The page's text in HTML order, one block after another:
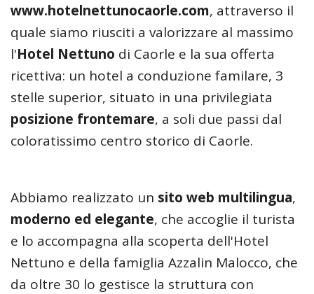
www.hotelnettunocaorle.com, attraverso il
quale siamo riusciti a valorizzare al massimo
l'Hotel Nettuno di Caorle e la sua offerta
ricettiva: un hotel a conduzione familare, 3
stelle superior, situato in una privilegiata
posizione frontemare, a soli due passi dal
coloratissimo centro storico di Caorle.
Abbiamo realizzato un sito web multilingua,
moderno ed elegante, che accoglie il turista
e lo accompagna alla scoperta dell'Hotel
Nettuno e della famiglia Azzalin Malocco, che
da oltre 30 lo gestisce la struttura con